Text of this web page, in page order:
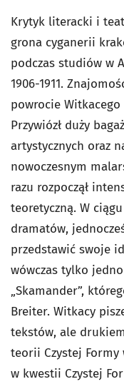
Krytyk literacki i
grona cyganerii
podczas studiów w
1906-1911.
powrocie
Przywiózł duży
artystycznych oraz
nowoczesnym
razu rozpoczął
teoretyczną. W
dramatów,
przedstawić swoje
wówczas tylko
„Skamander”,
Breiter. Witkacy
tekstów, ale
teorii Czystej Formy
w kwestii Czystej